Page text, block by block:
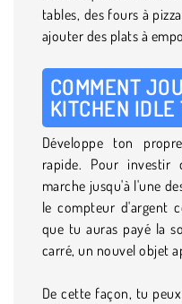
tables, des fours à
ajouter des plats à
COMMENT
KITCHEN IDLE
Développe ton
rapide. Pour investir
marche jusqu'à l'une
le compteur d'argent
que tu auras payé la
carré, un nouvel objet
De cette façon, tu